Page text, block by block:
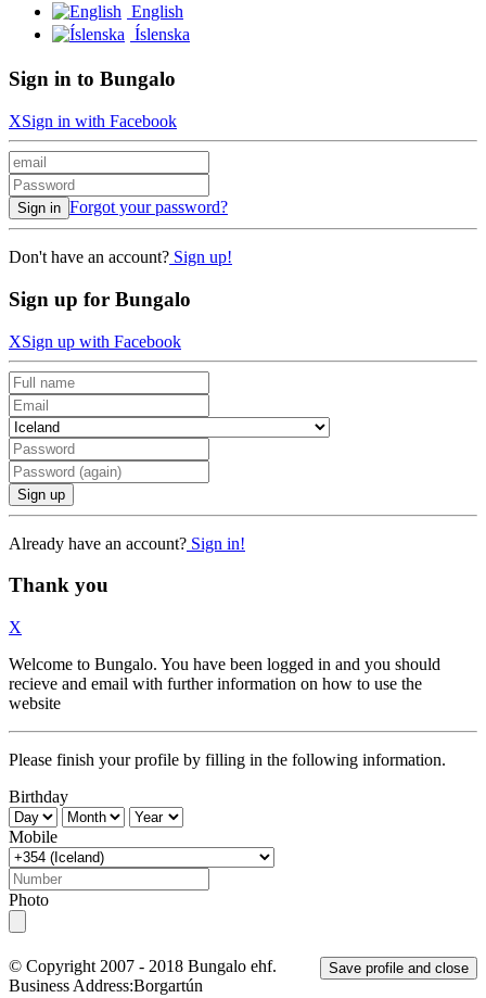
English
Íslenska
Sign in to Bungalo
XSign in with Facebook
Sign in Forgot your password?
Don't have an account? Sign up!
Sign up for Bungalo
XSign up with Facebook
Sign up
Already have an account? Sign in!
Thank you
X
Welcome to Bungalo. You have been logged in and you should
recieve and email with further information on how to use the
website
Please finish your profile by filling in the following information.
Birthday
Mobile
Photo
Save profile and close
© Copyright 2007 - 2018 Bungalo ehf.
Business Address:Borgartún